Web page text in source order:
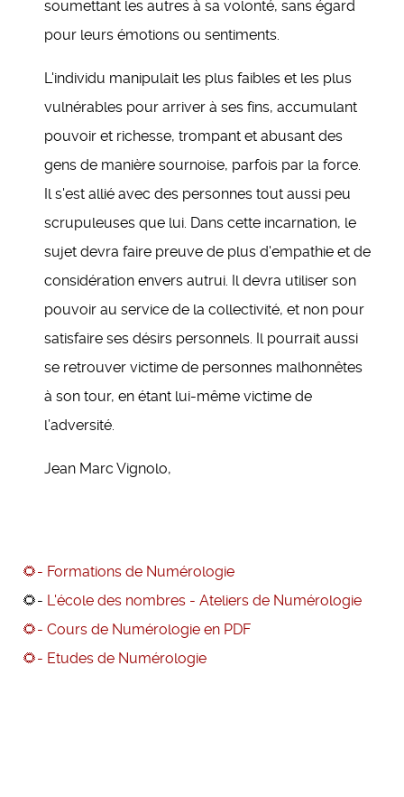
soumettant les autres à sa volonté, sans égard
pour leurs émotions ou sentiments.
L'individu manipulait les plus faibles et les plus
vulnérables pour arriver à ses fins, accumulant
pouvoir et richesse, trompant et abusant des
gens de manière sournoise, parfois par la force.
Il s'est allié avec des personnes tout aussi peu
scrupuleuses que lui. Dans cette incarnation, le
sujet devra faire preuve de plus d'empathie et de
considération envers autrui. Il devra utiliser son
pouvoir au service de la collectivité, et non pour
satisfaire ses désirs personnels. Il pourrait aussi
se retrouver victime de personnes malhonnêtes
à son tour, en étant lui-même victime de
l’adversité.
Jean Marc Vignolo,
🌻- Formations de Numérologie
🌻- L'école des nombres - Ateliers de Numérologie
🌻- Cours de Numérologie en PDF
🌻- Etudes de Numérologie